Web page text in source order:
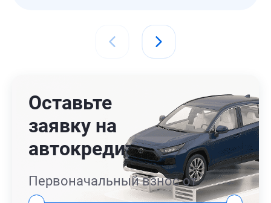
Оставьте
заявку на
автокредит
Первоначальный взнос от